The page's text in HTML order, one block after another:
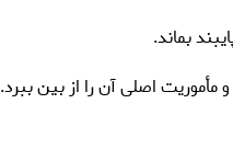
بماند.
اصلی آن را از بین ببرد.